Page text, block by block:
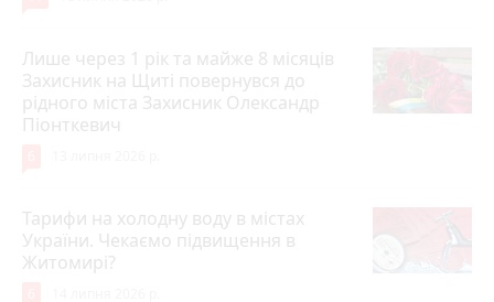
Лише через 1 рік та майже 8 місяців
Захисник на Щиті повернувся до
рідного міста Захисник Олександр
Піонткевич
Тарифи на холодну воду в містах
України. Чекаємо підвищення в
Житомирі?